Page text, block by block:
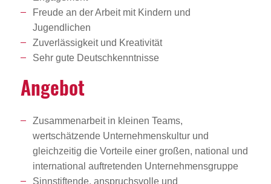
Freude an der Arbeit mit Kindern und
Jugendlichen
Zuverlässigkeit und Kreativität
Sehr gute Deutschkenntnisse
Angebot
Zusammenarbeit in kleinen Teams,
wertschätzende Unternehmenskultur und
gleichzeitig die Vorteile einer großen, national und
international auftretenden Unternehmensgruppe
Sinnstiftende, anspruchsvolle und